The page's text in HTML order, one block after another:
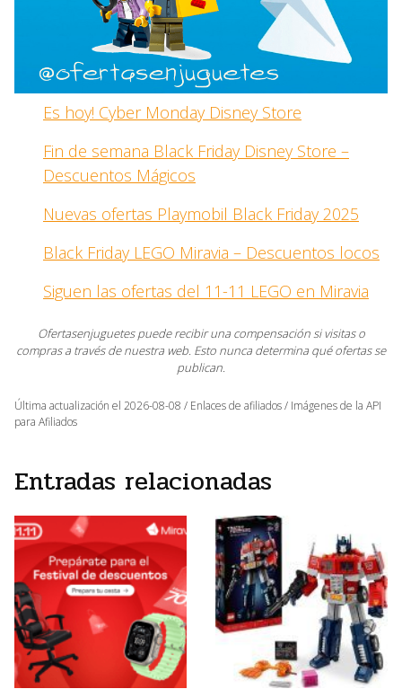
Es hoy! Cyber Monday Disney Store
Fin de semana Black Friday Disney Store –
Descuentos Mágicos
Nuevas ofertas Playmobil Black Friday 2025
Black Friday LEGO Miravia – Descuentos locos
Siguen las ofertas del 11-11 LEGO en Miravia
Ofertasenjuguetes puede recibir una compensación si visitas o
compras a través de nuestra web. Esto nunca determina qué ofertas se
publican.
Última actualización el 2026-08-08 / Enlaces de afiliados / Imágenes de la API
para Afiliados
Entradas relacionadas